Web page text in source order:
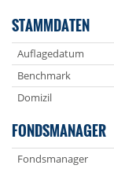
STAMMDATEN
Auflagedatum
Benchmark
Domizil
FONDSMANAGER
Fondsmanager